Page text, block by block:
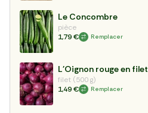
Le Concombre
pièce
1,79 €
Remplacer
L'Oignon rouge en filet
filet (500 g)
1,49 €
Remplacer